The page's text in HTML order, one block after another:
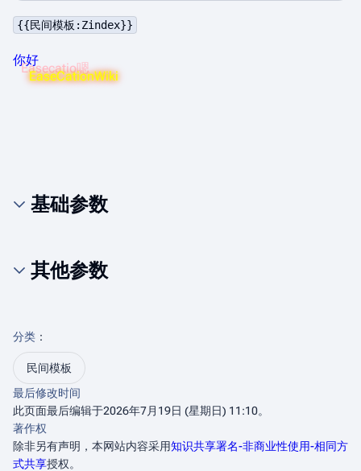
{{民间模板:Zindex}}
你好
Easecatio嗯
EaseCationWiki
基础参数
其他参数
分类 ：​
民间模板
最后修改时间
此页面最后编辑于2026年7月19日 (星期日) 11:10。
著作权
除非另有声明，本网站内容采用知识共享署名-非商业性使用-相同方
式共享授权。